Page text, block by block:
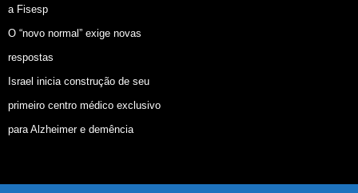
a Fisesp
O “novo normal” exige novas
respostas
Israel inicia construção de seu
primeiro centro médico exclusivo
para Alzheimer e demência